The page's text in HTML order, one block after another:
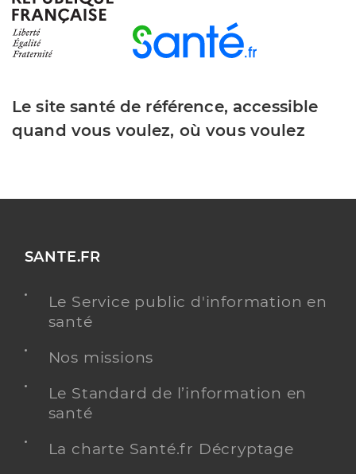
Jollivet Laura
Professionel de santé
Spécialités
Adresse
115 Place du Couvent, 07700 Saint-Remèze
Téléphone
0785891084
Marquerol Laetitia
Infirmier
Professionel de santé
Infirmier
115 Place du Couvent, 07700 Saint-Remèze
Téléphone
0785891084
Le site santé de référence, accessible
quand vous voulez, où vous voulez
SANTE.FR
Le Service public d'information en
santé
Nos missions
Le Standard de l’information en
santé
La charte Santé.fr Décryptage